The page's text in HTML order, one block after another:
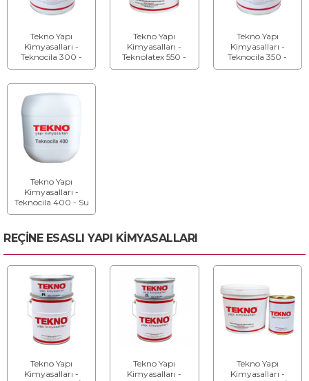
Tekno Yapı
Kimyasalları -
Teknocila 300 -
Beton Cilası
Tekno Yapı
Kimyasalları -
Teknolatex 550 -
Polimer Esaslı Taş
Tekno Yapı
Kimyasalları -
Teknocila 350 -
Yüksek
Tekno Yapı
Kimyasalları -
Teknocila 400 - Su
Bazlı Beton Cilası
REÇİNE ESASLI YAPI KİMYASALLARI
Tekno Yapı
Kimyasalları -
Tekno Yapı
Kimyasalları -
Tekno Yapı
Kimyasalları -